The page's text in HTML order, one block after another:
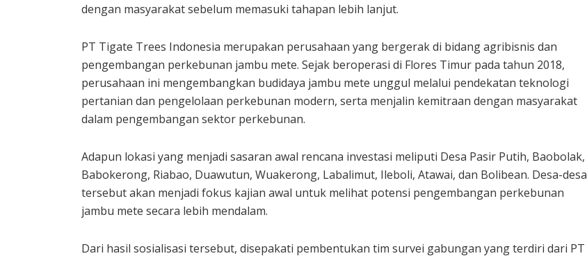
dengan masyarakat sebelum memasuki tahapan lebih lanjut.
PT Tigate Trees Indonesia merupakan perusahaan yang bergerak di bidang agribisnis dan
pengembangan perkebunan jambu mete. Sejak beroperasi di Flores Timur pada tahun 2018,
perusahaan ini mengembangkan budidaya jambu mete unggul melalui pendekatan teknologi
pertanian dan pengelolaan perkebunan modern, serta menjalin kemitraan dengan masyarakat
dalam pengembangan sektor perkebunan.
Adapun lokasi yang menjadi sasaran awal rencana investasi meliputi Desa Pasir Putih, Baobolak,
Babokerong, Riabao, Duawutun, Wuakerong, Labalimut, Ileboli, Atawai, dan Bolibean. Desa-desa
tersebut akan menjadi fokus kajian awal untuk melihat potensi pengembangan perkebunan
jambu mete secara lebih mendalam.
Dari hasil sosialisasi tersebut, disepakati pembentukan tim survei gabungan yang terdiri dari PT